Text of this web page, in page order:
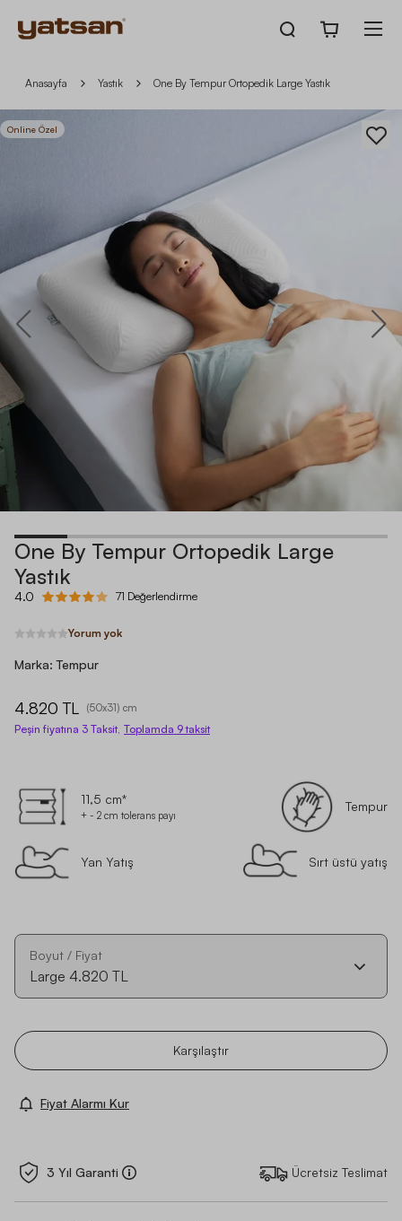
Anasayfa Yastık One By Tempur Ortopedik Large Yastık
Online Özel
One By Tempur Ortopedik Large
Yastık
4.0 71 Değerlendirme
Yorum yok
Marka:Tempur
4.820 TL (50x31) cm
Peşin fiyatına 3 Taksit, Toplamda 9taksit
11,5 cm*
+ - 2 cm tolerans payı
Tempur
Yan Yatış Sırt üstü yatış
Boyut / Fiyat
Large 4.820 TL
Karşılaştır
Fiyat Alarmı Kur
3 Yıl Garanti Ücretsiz Teslimat